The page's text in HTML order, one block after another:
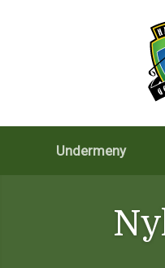
Undermeny